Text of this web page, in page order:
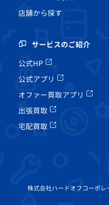
店舗から探す
サービスのご紹介
公式HP
公式アプリ
オファー買取アプリ
出張買取
宅配買取
株式会社ハードオフコーポレ